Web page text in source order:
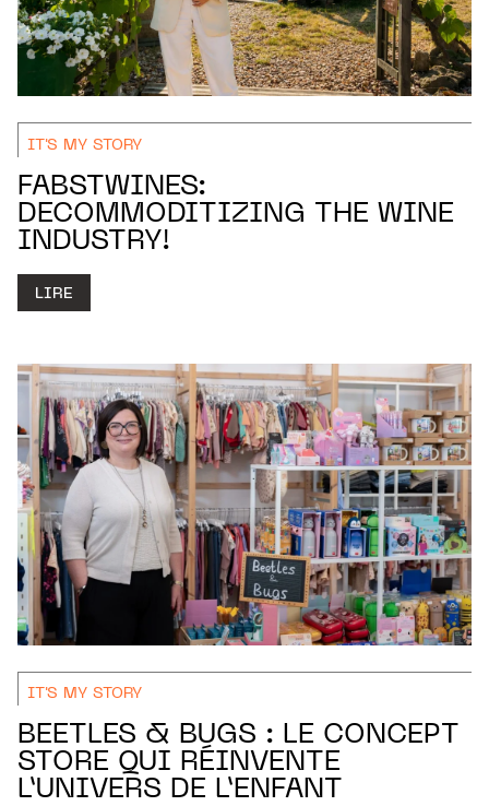
IT'S MY STORY
FABSTWINES:
DECOMMODITIZING THE WINE
INDUSTRY!
LIRE
IT'S MY STORY
BEETLES & BUGS : LE CONCEPT
STORE QUI RÉINVENTE
L’UNIVERS DE L’ENFANT